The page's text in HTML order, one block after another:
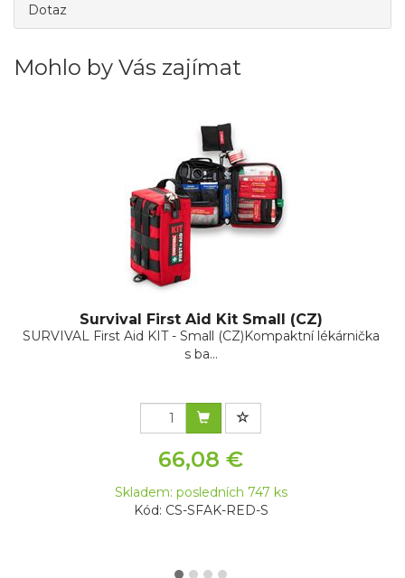
Dotaz
Mohlo by Vás zajímat
Survival First Aid Kit Small (CZ)
SURVIVAL First Aid KIT - Small (CZ)Kompaktní lékárnička
s ba...
66,08 €
Skladem: posledních 747 ks
Kód: CS-SFAK-RED-S